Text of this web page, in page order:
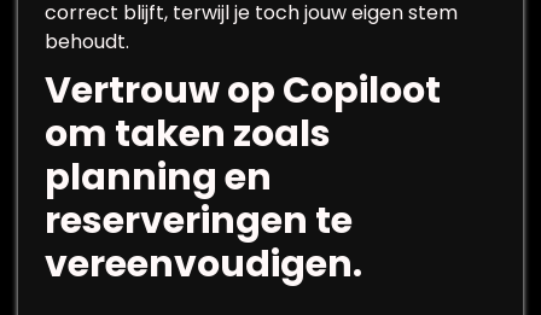
correct blijft, terwijl je toch jouw eigen stem
behoudt.
Vertrouw op Copiloot
om taken zoals
planning en
reserveringen te
vereenvoudigen.